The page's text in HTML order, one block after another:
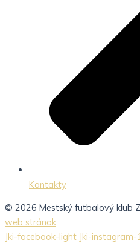
Kontakty
© 2026 Mestský futbalový klub
web stránok
Jki-facebook-light Jki-